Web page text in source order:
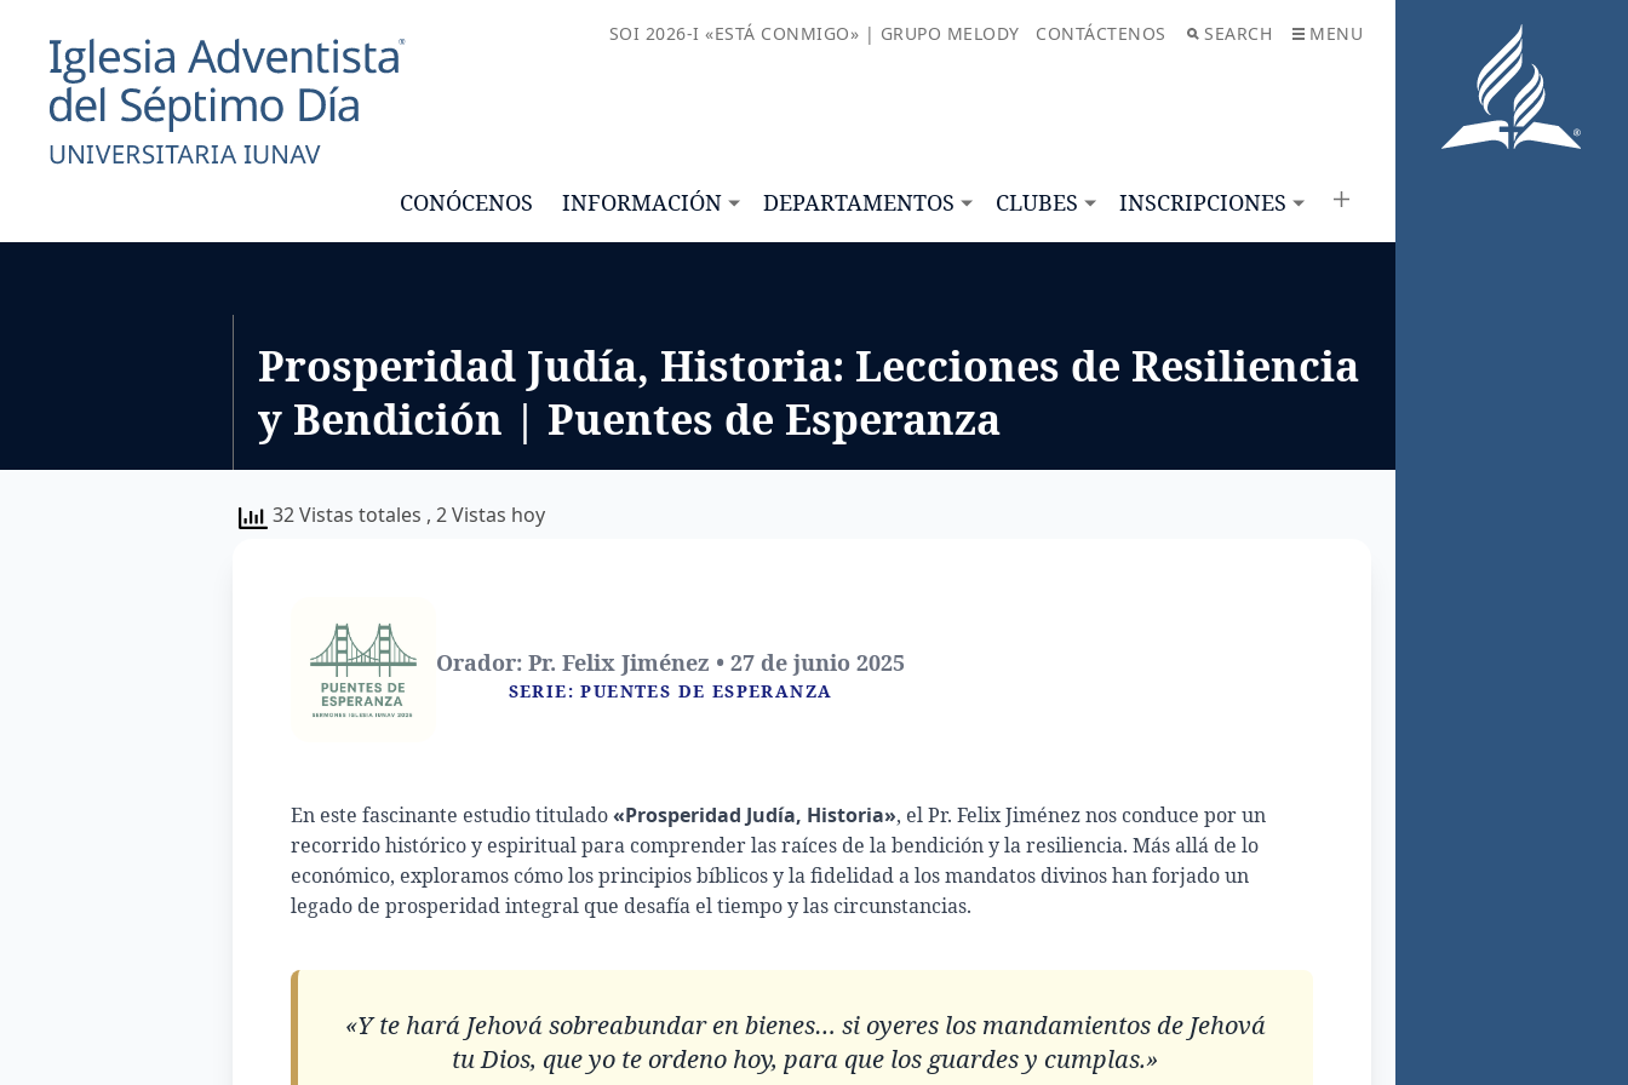
SOI 2026-I «ESTÁ CONMIGO» | GRUPO MELODY CONTÁCTENOS SEARCH MENU
CONÓCENOS INFORMACIÓN DEPARTAMENTOS CLUBES INSCRIPCIONES
Prosperidad Judía, Historia: Lecciones de Resiliencia
y Bendición | Puentes de Esperanza
32 Vistas totales , 2 Vistas hoy
Orador: Pr. Felix Jiménez • 27 de junio 2025
SERIE: PUENTES DE ESPERANZA
En este fascinante estudio titulado«Prosperidad Judía, Historia», el Pr. Felix Jiménez nos conduce por un
recorrido histórico y espiritual para comprender las raíces de la bendición y la resiliencia. Más allá de lo
económico, exploramos cómo los principios bíblicos y la fidelidad a los mandatos divinos han forjado un
legado de prosperidad integral que desafía el tiempo y las circunstancias.
«Y te hará Jehová sobreabundar en bienes… si oyeres los mandamientos de Jehová
tu Dios, que yo te ordeno hoy, para que los guardes y cumplas.»